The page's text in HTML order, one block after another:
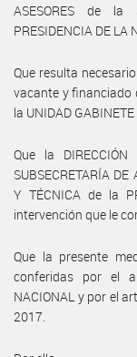
ASESORES de la
PRESIDENCIA DE LA
Que resulta
vacante y financiado
la UNIDAD
Que la DIRECCIÓN
SUBSECRETARÍA DE
Y TÉCNICA de la
intervención que le
Que la presente
conferidas por el
NACIONAL y por el
2017.